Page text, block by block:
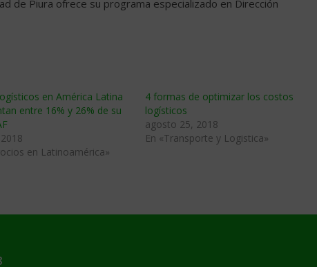
de Piura ofrece su programa especializado en Dirección
en América Latina
entre 16% y 26% de su
en Latinoamérica»
4 formas de optimizar los costos
logísticos
agosto 25, 2018
En «Transporte y Logistica»